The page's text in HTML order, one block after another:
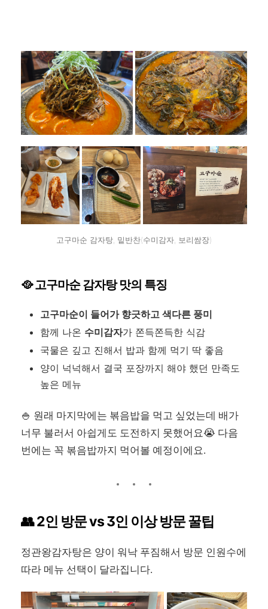
고구마순 감자탕, 밑반찬(수미감자, 보리쌈장)
🥘 고구마순 감자탕 맛의 특징
고구마순이 들어가 향긋하고 색다른 풍미
함께 나온 수미감자가 쫀득쫀득한 식감
국물은 깊고 진해서 밥과 함께 먹기 딱 좋음
양이 넉넉해서 결국 포장까지 해야 했던 만족도
높은 메뉴
🍚 원래 마지막에는 볶음밥을 먹고 싶었는데 배가
너무 불러서 아쉽게도 도전하지 못했어요😭 다음
번에는 꼭 볶음밥까지 먹어볼 예정이에요.
👥 2인 방문 vs 3인 이상 방문 꿀팁
정관왕감자탕은 양이 워낙 푸짐해서 방문 인원수에
따라 메뉴 선택이 달라집니다.